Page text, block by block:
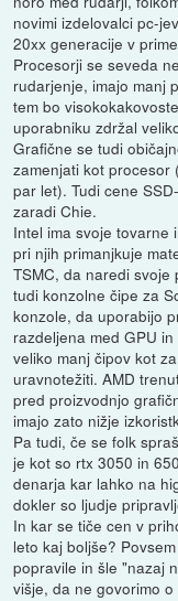
novimi izdelovalci pc-
20xx generacije v
Procesorji se seveda
rudarjenje, imajo manj
tem bo
uporabniku zdržal
Grafične se tudi
zamenjati kot procesor
par let). Tudi cene
zaradi Chie.
Intel ima svoje tovarne
pri njih primanjkuje
TSMC, da naredi
tudi konzolne čipe za
konzole, da uporabijo
razdeljena med GPU
veliko manj čipov kot
uravnotežiti. AMD
pred proizvodnjo
imajo zato nižje
Pa tudi, če se folk
je kot so rtx 3050 in
denarja kar lahko na
dokler so ljudje
In kar se tiče cen v
leto kaj boljše?
popravile in šle "nazaj
višje, da ne govorimo